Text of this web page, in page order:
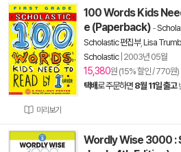
미리보기
100 Words Kids
e (Paperback) -
Scholastic 편집부, Lisa
Scholastic| 2003년 05월
15,380원 (15% 할인 / 770원)
택배로 주문하면 8월 11일 출고
Wordly Wise 3000 :